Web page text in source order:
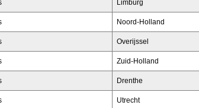
Limburg
Noord-Holland
Overijssel
Zuid-Holland
Drenthe
Utrecht